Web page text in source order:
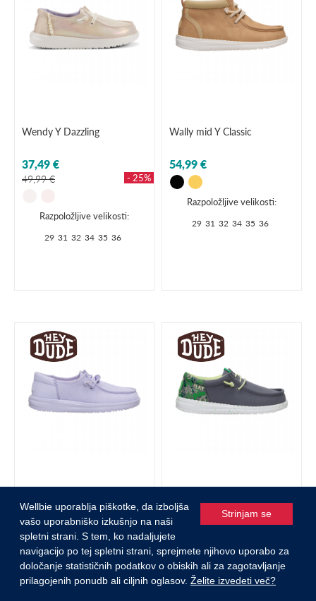
Wendy Y Dazzling
37,49 €
49,99 € - 25%
Razpoložljive velikosti:
29 31 32 34 35 36
Wally mid Y Classic
54,99 €
Razpoložljive velikosti:
29 31 32 34 35 36
Wendy Funk Y Shoelry
41,24 €
54,99 € - 25%
Razpoložljive velikosti:
Wally Funk Y Game On
37,49 €
49,99 €
Razpoložljive velikosti:
ISKANJE KONTAKT PRIJAVA KOŠARICA
Strinjam se
Wellbie uporablja piškotke, da izboljša
vašo uporabniško izkušnjo na naši
spletni strani. S tem, ko nadaljujete
navigacijo po tej spletni strani, sprejmete njihovo uporabo za
določanje statističnih podatkov o obiskih ali za zagotavljanje
prilagojenih ponudb ali ciljnih oglasov. Želite izvedeti več?